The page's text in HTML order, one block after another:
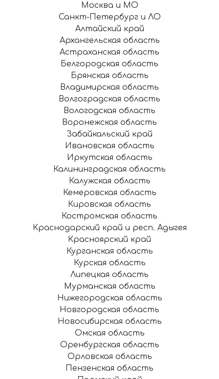
Москва и МО
Санкт-Петербург и ЛО
Алтайский край
Архангельская область
Астраханская область
Белгородская область
Брянская область
Владимирская область
Волгоградская область
Вологодская область
Воронежская область
Забайкальский край
Ивановская область
Иркутская область
Калининградская область
Калужская область
Кемеровская область
Кировская область
Костромская область
Краснодарский край и респ. Адыгея
Красноярский край
Курганская область
Курская область
Липецкая область
Мурманская область
Нижегородская область
Новгородская область
Новосибирская область
Омская область
Оренбургская область
Орловская область
Пензенская область